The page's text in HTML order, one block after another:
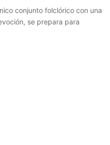
conjunto folclórico con una
se prepara para